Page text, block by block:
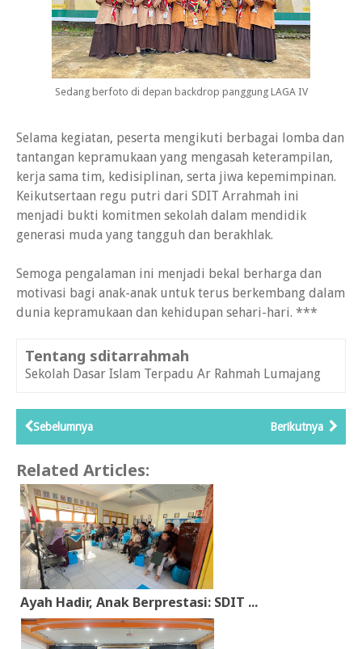
Sedang berfoto di depan backdrop panggung LAGA IV
Selama kegiatan, peserta mengikuti berbagai lomba dan
tantangan kepramukaan yang mengasah keterampilan,
kerja sama tim, kedisiplinan, serta jiwa kepemimpinan.
Keikutsertaan regu putri dari SDIT Arrahmah ini
menjadi bukti komitmen sekolah dalam mendidik
generasi muda yang tangguh dan berakhlak.
Semoga pengalaman ini menjadi bekal berharga dan
motivasi bagi anak-anak untuk terus berkembang dalam
dunia kepramukaan dan kehidupan sehari-hari. ***
Tentang sditarrahmah
Sekolah Dasar Islam Terpadu Ar Rahmah Lumajang
Berikutnya
Sebelumnya
Related Articles:
Ayah Hadir, Anak Berprestasi: SDIT ...